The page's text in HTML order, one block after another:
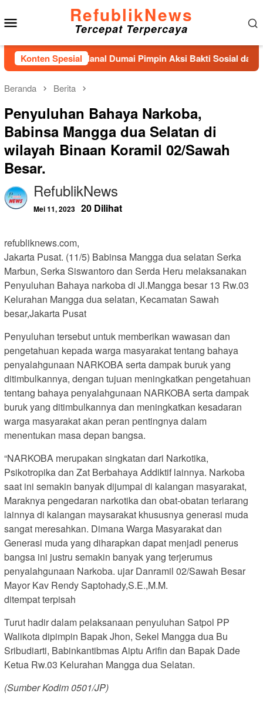
ke
konten
RefublikNews
Tercepat Terpercaya
Konten Spesial
Danlanal Dumai Pimpin Aksi Bakti Sosial dan Bersih
Beranda Berita
Penyuluhan Bahaya Narkoba,
Babinsa Mangga dua Selatan di
wilayah Binaan Koramil 02/Sawah
Besar.
RefublikNews
Mei 11, 2023 20 Dilihat
refubliknews.com,
Jakarta Pusat. (11/5) Babinsa Mangga dua selatan Serka
Marbun, Serka Siswantoro dan Serda Heru melaksanakan
Penyuluhan Bahaya narkoba di Jl.Mangga besar 13 Rw.03
Kelurahan Mangga dua selatan, Kecamatan Sawah
besar,Jakarta Pusat
Penyuluhan tersebut untuk memberikan wawasan dan
pengetahuan kepada warga masyarakat tentang bahaya
penyalahgunaan NARKOBA serta dampak buruk yang
ditimbulkannya, dengan tujuan meningkatkan pengetahuan
tentang bahaya penyalahgunaan NARKOBA serta dampak
buruk yang ditimbulkannya dan meningkatkan kesadaran
warga masyarakat akan peran pentingnya dalam
menentukan masa depan bangsa.
“NARKOBA merupakan singkatan dari Narkotika,
Psikotropika dan Zat Berbahaya Addiktif lainnya. Narkoba
saat ini semakin banyak dijumpai di kalangan masyarakat,
Maraknya pengedaran narkotika dan obat-obatan terlarang
lainnya di kalangan maysarakat khususnya generasi muda
sangat meresahkan. Dimana Warga Masyarakat dan
Generasi muda yang diharapkan dapat menjadi penerus
bangsa ini justru semakin banyak yang terjerumus
penyalahgunaan Narkoba. ujar Danramil 02/Sawah Besar
Mayor Kav Rendy Saptohady,S.E.,M.M.
ditempat terpisah
Turut hadir dalam pelaksanaan penyuluhan Satpol PP
Walikota dipimpin Bapak Jhon, Sekel Mangga dua Bu
Sribudiarti, Babinkantibmas Aiptu Arifin dan Bapak Dade
Ketua Rw.03 Kelurahan Mangga dua Selatan.
(Sumber Kodim 0501/JP)